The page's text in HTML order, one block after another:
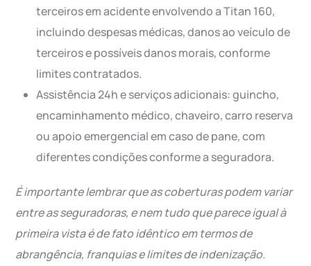
terceiros em acidente envolvendo a Titan 160,
incluindo despesas médicas, danos ao veículo de
terceiros e possíveis danos morais, conforme
limites contratados.
Assistência 24h e serviços adicionais: guincho,
encaminhamento médico, chaveiro, carro reserva
ou apoio emergencial em caso de pane, com
diferentes condições conforme a seguradora.
É importante lembrar que as coberturas podem variar
entre as seguradoras, e nem tudo que parece igual à
primeira vista é de fato idêntico em termos de
abrangência, franquias e limites de indenização.